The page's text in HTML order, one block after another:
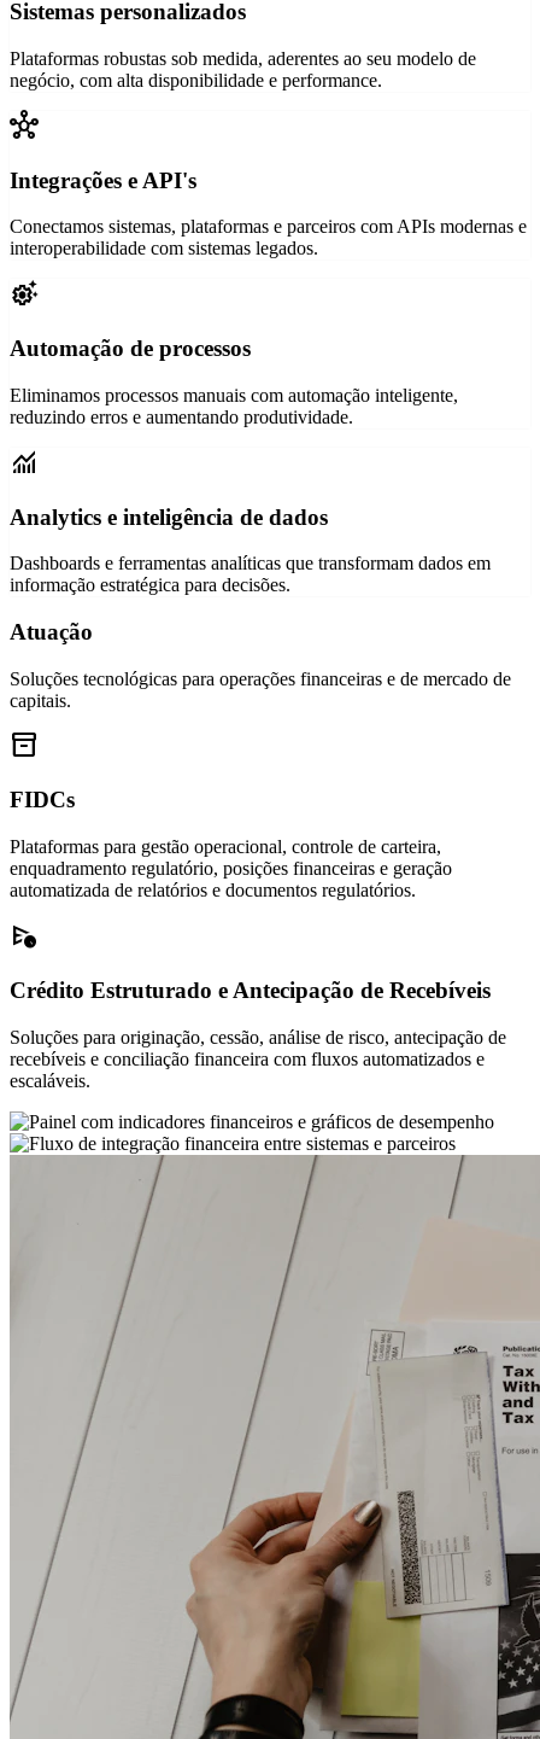
Sistemas personalizados
Plataformas robustas sob medida, aderentes ao seu modelo de
negócio, com alta disponibilidade e performance.
hub
Integrações e API's
Conectamos sistemas, plataformas e parceiros com APIs modernas e
interoperabilidade com sistemas legados.
settings_suggest
Automação de processos
Eliminamos processos manuais com automação inteligente,
reduzindo erros e aumentando produtividade.
monitoring
Analytics e inteligência de dados
Dashboards e ferramentas analíticas que transformam dados em
informação estratégica para decisões.
Atuação
Soluções tecnológicas para operações financeiras e de mercado de
capitais.
inventory_2
FIDCs
Plataformas para gestão operacional, controle de carteira,
enquadramento regulatório, posições financeiras e geração
automatizada de relatórios e documentos regulatórios.
schedule_send
Crédito Estruturado e Antecipação de Recebíveis
Soluções para originação, cessão, análise de risco, antecipação de
recebíveis e conciliação financeira com fluxos automatizados e
escaláveis.